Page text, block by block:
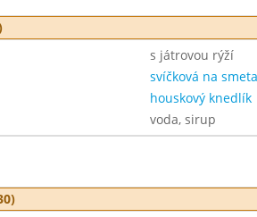
s játrovou rýží
svíčková na
houskový knedlík
voda, sirup